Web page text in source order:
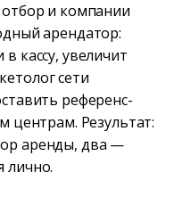
и компании
арендатор:
кассу, увеличит
сети
референс-
центрам. Результат:
аренды, два —
лично.